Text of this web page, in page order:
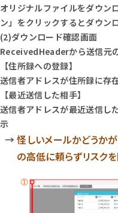
オリジナルファイルをダウン
ン」をクリックするとダウン
(2)ダウンロード確認画面
ReceivedHeaderから送信元
【住所録への登録】
送信者アドレスが住所録に存
【最近送信した相手】
送信者アドレスが最近送信し
示
怪しいメールかどうか
の高低に頼らずリスク